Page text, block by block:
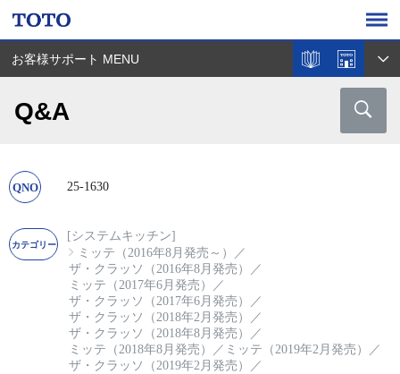
お客様サポート MENU
Q&A
25-1630
[システムキッチン]
ミッテ（2016年8月発売～）
／
ザ・クラッソ（2016年8月発売）
／
ミッテ（2017年6月発売）
／
ザ・クラッソ（2017年6月発売）
／
ザ・クラッソ（2018年2月発売）
／
ザ・クラッソ（2018年8月発売）
／
ミッテ（2018年8月発売）
／ ミッテ（2019年2月発売）
／
ザ・クラッソ（2019年2月発売）
／